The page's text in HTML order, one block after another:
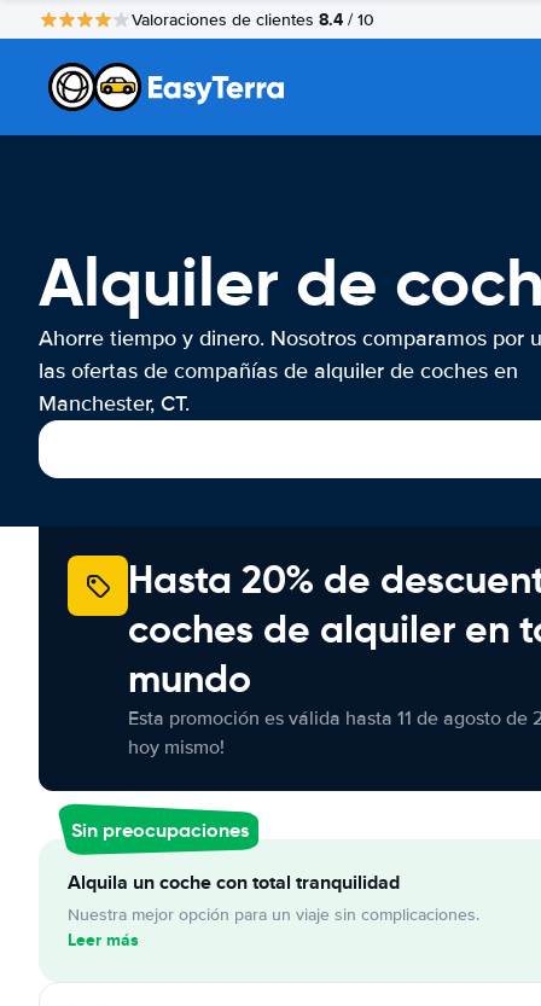
Valoraciones de clientes 8.4 / 10
Alquiler de
Ahorre tiempo y dinero. Nosotros comparamos por
las ofertas de compañías de alquiler de coches en
Manchester, CT.
Hasta 20% de
coches de alquiler en
mundo
Esta promoción es válida hasta 11 de agosto de
hoy mismo!
Sin preocupaciones
Alquila un coche con total tranquilidad
Nuestra mejor opción para un viaje sin complicaciones.
Leer más